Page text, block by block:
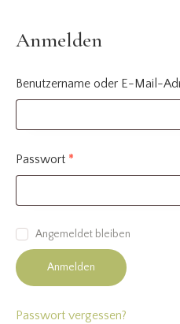
Anmelden
Benutzername oder E-Mail-
Passwort *
Angemeldet bleiben
Anmelden
Passwort vergessen?